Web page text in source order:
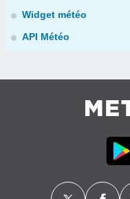
Widget météo
API Météo